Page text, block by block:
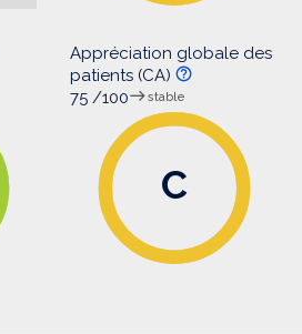
Appréciation globale des
patients (CA)
75 /100
stable
C